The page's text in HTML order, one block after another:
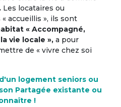
Les locataires ou
accueillis », ils sont
« Accompagné,
vie locale », a pour
de « vivre chez soi
logement seniors ou
Partagée existante ou
!